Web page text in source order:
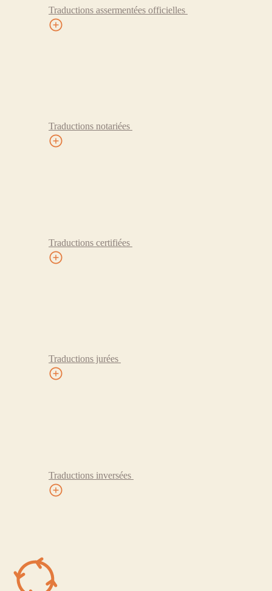
Traductions assermentées officielles
Traductions notariées
Traductions certifiées
Traductions jurées
Traductions inversées